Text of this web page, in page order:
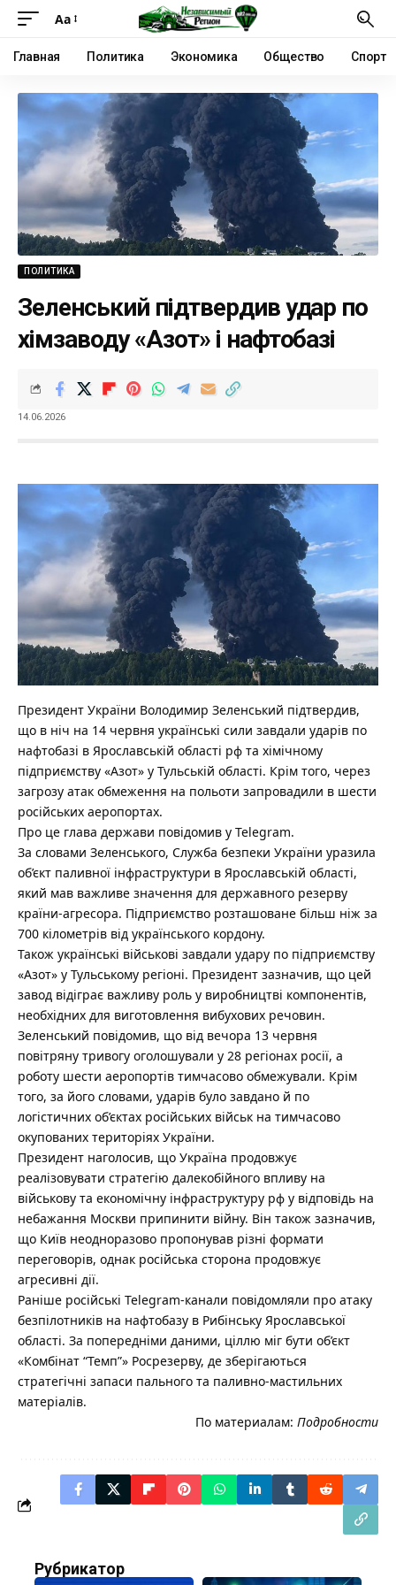
Аа
Главная Политика Экономика Общество Спорт
ПОЛИТИКА
Зеленський підтвердив удар по
хімзаводу «Азот» і нафтобазі
14.06.2026
Президент України Володимир Зеленський підтвердив,
що в ніч на 14 червня українські сили завдали ударів по
нафтобазі в Ярославській області рф та хімічному
підприємству «Азот» у Тульській області. Крім того, через
загрозу атак обмеження на польоти запровадили в шести
російських аеропортах.
Про це глава держави повідомив у Telegram.
За словами Зеленського, Служба безпеки України уразила
об’єкт паливної інфраструктури в Ярославській області,
який мав важливе значення для державного резерву
країни-агресора. Підприємство розташоване більш ніж за
700 кілометрів від українського кордону.
Також українські військові завдали удару по підприємству
«Азот» у Тульському регіоні. Президент зазначив, що цей
завод відіграє важливу роль у виробництві компонентів,
необхідних для виготовлення вибухових речовин.
Зеленський повідомив, що від вечора 13 червня
повітряну тривогу оголошували у 28 регіонах росії, а
роботу шести аеропортів тимчасово обмежували. Крім
того, за його словами, ударів було завдано й по
логістичних об’єктах російських військ на тимчасово
окупованих територіях України.
Президент наголосив, що Україна продовжує
реалізовувати стратегію далекобійного впливу на
військову та економічну інфраструктуру рф у відповідь на
небажання Москви припинити війну. Він також зазначив,
що Київ неодноразово пропонував різні формати
переговорів, однак російська сторона продовжує
агресивні дії.
Раніше російські Telegram-канали повідомляли про атаку
безпілотників на нафтобазу в Рибінську Ярославської
області. За попередніми даними, ціллю міг бути об’єкт
«Комбінат “Темп”» Росрезерву, де зберігаються
стратегічні запаси пального та паливно-мастильних
матеріалів.
По материалам: Подробности
Рубрикатор